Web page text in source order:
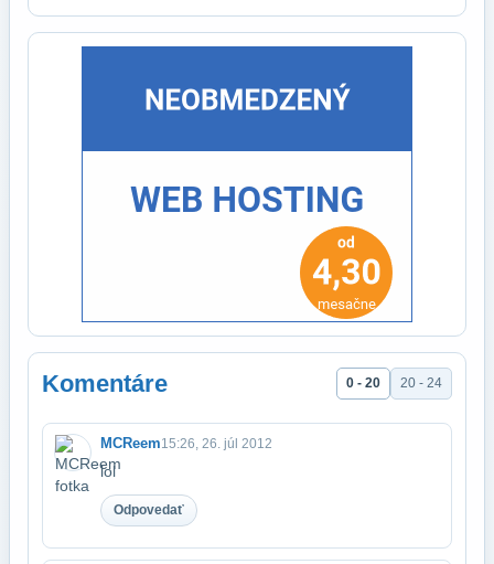
Komentáre 0 - 20 20 - 24
MCReem15:26, 26. júl 2012
lol
Odpovedať